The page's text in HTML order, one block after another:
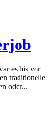
es bis vor
traditionelle
oder...